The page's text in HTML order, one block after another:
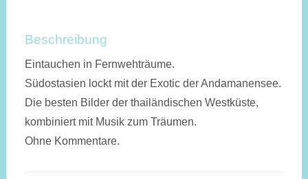
Beschreibung
Eintauchen in Fernwehträume.
Südostasien lockt mit der Exotic der Andamanensee.
Die besten Bilder der thailändischen Westküste,
kombiniert mit Musik zum Träumen.
Ohne Kommentare.